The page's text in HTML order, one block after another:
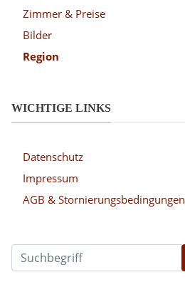
Zimmer & Preise
Bilder
Region
WICHTIGE LINKS
Datenschutz
Impressum
AGB & Stornierungsbedingungen